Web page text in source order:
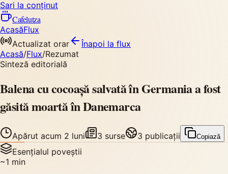
Sari la conținut
Cafelutza
AcasăFlux
Actualizat orar
Înapoi la flux
Acasă/Flux/Rezumat
Sinteză editorială
Balena cu cocoașă salvată în Germania a fost
găsită moartă în Danemarca
Apărut acum 2 luni 3 surse 3 publicații Copiază
Esențialul poveștii
~1 min